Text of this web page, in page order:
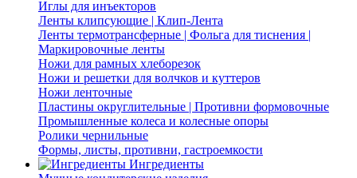
Иглы для инъекторов
Ленты клипсующие | Клип-Лента
Ленты термотрансферные | Фольга для тиснения |
Маркировочные ленты
Ножи для рамных хлеборезок
Ножи и решетки для волчков и куттеров
Ножи ленточные
Пластины округлительные | Противни формовочные
Промышленные колеса и колесные опоры
Ролики чернильные
Формы, листы, противни, гастроемкости
Ингредиенты